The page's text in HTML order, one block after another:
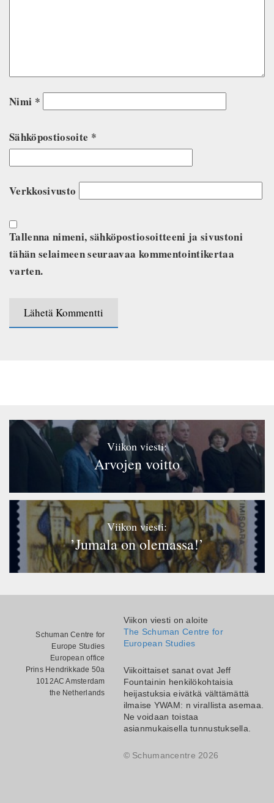
Nimi *
Sähköpostiosoite *
Verkkosivusto
Tallenna nimeni, sähköpostiosoitteeni ja sivustoni
tähän selaimeen seuraavaa kommentointikertaa
varten.
Viikon viesti:
Arvojen voitto
Viikon viesti:
’Jumala on olemassa!’
Schuman Centre for
Europe Studies
European office
Prins Hendrikkade 50a
1012AC Amsterdam
the Netherlands
Viikon viesti on aloite
The Schuman Centre for
European Studies
Viikoittaiset sanat ovat Jeff
Fountainin henkilökohtaisia
heijastuksia eivätkä välttämättä
ilmaise YWAM: n virallista asemaa.
Ne voidaan toistaa
asianmukaisella tunnustuksella.
© Schumancentre 2026